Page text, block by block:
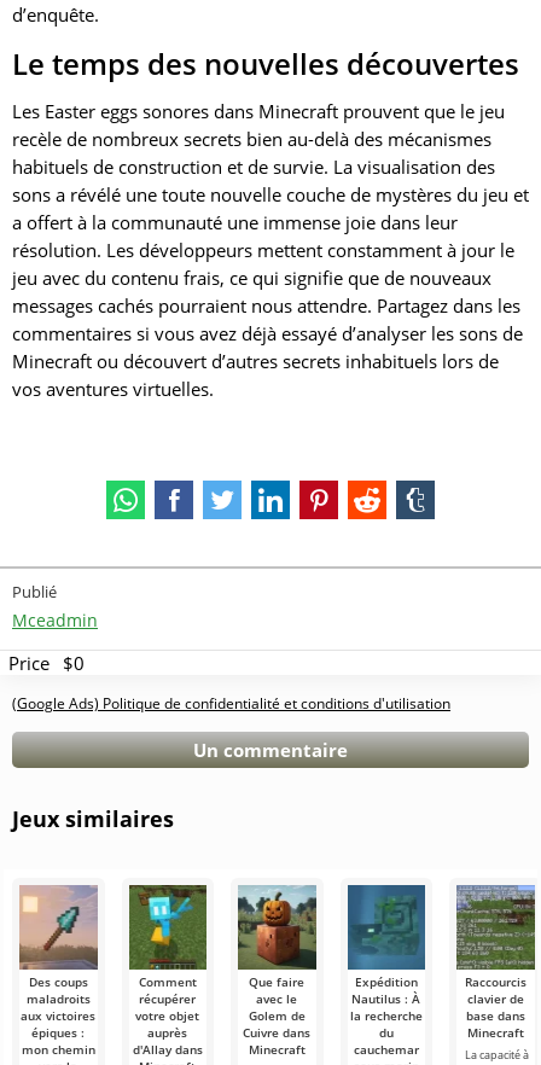
d’enquête.
Le temps des nouvelles découvertes
Les Easter eggs sonores dans Minecraft prouvent que le jeu
recèle de nombreux secrets bien au-delà des mécanismes
habituels de construction et de survie. La visualisation des
sons a révélé une toute nouvelle couche de mystères du jeu et
a offert à la communauté une immense joie dans leur
résolution. Les développeurs mettent constamment à jour le
jeu avec du contenu frais, ce qui signifie que de nouveaux
messages cachés pourraient nous attendre. Partagez dans les
commentaires si vous avez déjà essayé d’analyser les sons de
Minecraft ou découvert d’autres secrets inhabituels lors de
vos aventures virtuelles.
Publié
Mceadmin
Price $0
(Google Ads) Politique de confidentialité et conditions d'utilisation
Un commentaire
Jeux similaires
Des coups
maladroits
aux victoires
épiques :
mon chemin
Comment
récupérer
votre objet
auprès
d'Allay dans
Que faire
avec le
Golem de
Cuivre dans
Minecraft
Expédition
Nautilus : À
la recherche
du
cauchemar
Raccourcis
clavier de
base dans
Minecraft
La capacité à